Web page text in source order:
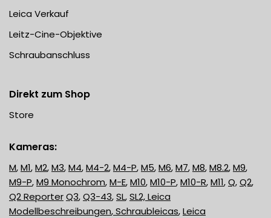
Leica Verkauf
Leitz-Cine-Objektive
Schraubanschluss
Direkt zum Shop
Store
Kameras:
M,M1,M2,M3,M4,M4-2,M4-P,M5,M6,M7,M8,M8.2,M9,
M9-P,M9 Monochrom,M-E,M10,M10-P,M10-R,M11,Q,Q2,
Q2 ReporterQ3,Q3-43,SL,SL2,Leica
Modellbeschreibungen,Schraubleicas,Leica